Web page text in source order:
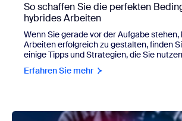
So schaffen Sie die perfekten
hybrides Arbeiten
Wenn Sie gerade vor der Aufgabe stehen,
Arbeiten erfolgreich zu gestalten, finden
einige Tipps und Strategien, die Sie
Erfahren Sie mehr